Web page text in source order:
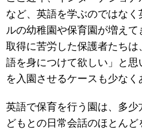
など、英語を学ぶのではな
ルの幼稚園や保育園が増え
取得に苦労した保護者たち
語を身につけて欲しい」と
を入園させるケースも少なく
英語で保育を行う園は、多
どもとの日常会話のほとん